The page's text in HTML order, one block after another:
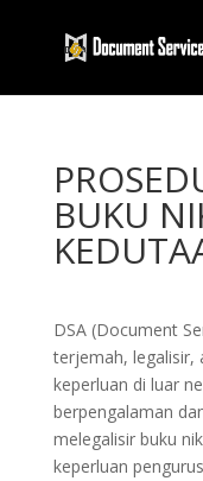
BUKU
DSA (Document
terjemah, legalisir,
keperluan di luar
berpengalaman
melegalisir buku
keperluan